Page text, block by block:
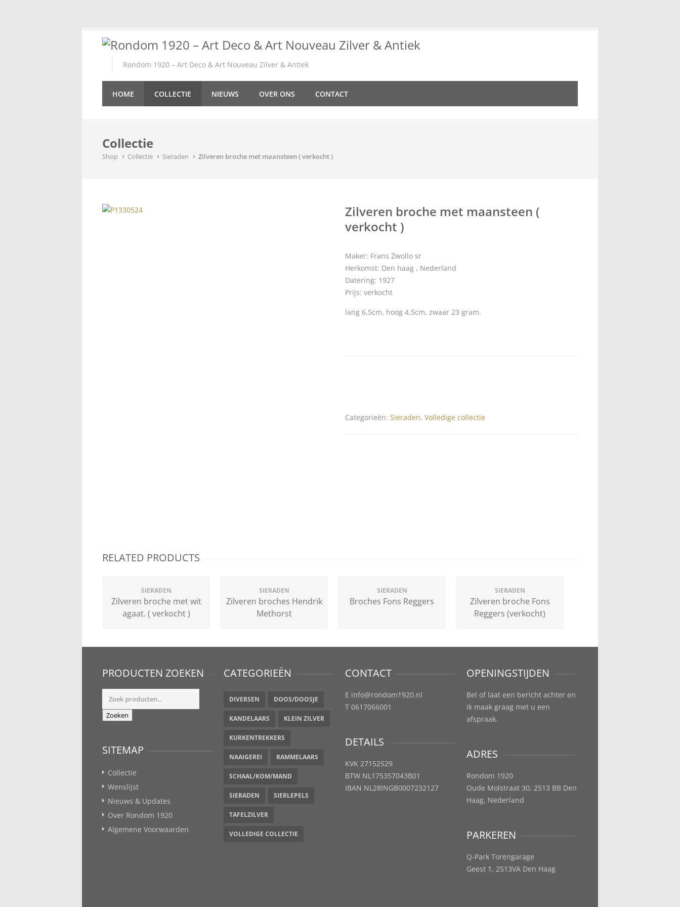
Rondom 1920 – Art Deco & Art Nouveau Zilver & Antiek
HOME COLLECTIE NIEUWS OVER ONS CONTACT
Collectie
Shop Collectie Sieraden Zilveren broche met maansteen ( verkocht )
Zilveren broche met maansteen (
verkocht )
Maker: Frans Zwollo sr
Herkomst: Den haag , Nederland
Datering: 1927
Prijs: verkocht
lang 6,5cm, hoog 4,5cm, zwaar 23 gram.
Categorieën: Sieraden, Volledige collectie
RELATED PRODUCTS
SIERADEN
Zilveren broche met wit
agaat. ( verkocht )
SIERADEN
Zilveren broches Hendrik
Methorst
SIERADEN
Broches Fons Reggers
SIERADEN
Zilveren broche Fons
Reggers (verkocht)
PRODUCTEN ZOEKEN
Zoeken
Zoeken
SITEMAP
Collectie
Wenslijst
Nieuws & Updates
Over Rondom 1920
Algemene Voorwaarden
CATEGORIEËN
DIVERSEN DOOS/DOOSJE
KANDELAARS KLEIN ZILVER
KURKENTREKKERS
NAAIGEREI RAMMELAARS
SCHAAL/KOM/MAND
SIERADEN SIERLEPELS
TAFELZILVER
VOLLEDIGE COLLECTIE
CONTACT
E info@rondom1920.nl
T 0617066001
DETAILS
KVK 27152529
BTW NL175357043B01
IBAN NL28INGB0007232127
OPENINGSTIJDEN
Bel of laat een bericht achter en
ik maak graag met u een
afspraak.
ADRES
Rondom 1920
Oude Molstraat 30, 2513 BB Den
Haag, Nederland
PARKEREN
Q-Park Torengarage
Geest 1, 2513VA Den Haag